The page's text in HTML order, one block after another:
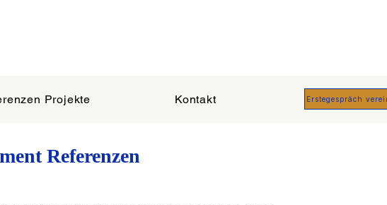
Projekte Kontakt Erstegespräch
Referenzen